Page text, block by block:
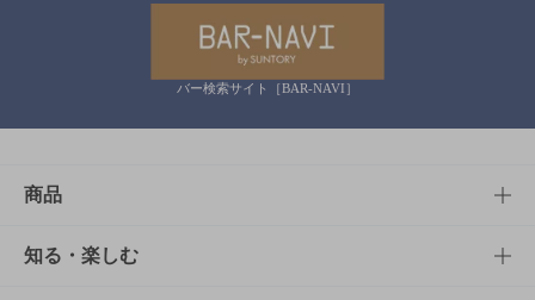
バー検索サイト［BAR-NAVI］
商品
商品TOP
知る・楽しむ